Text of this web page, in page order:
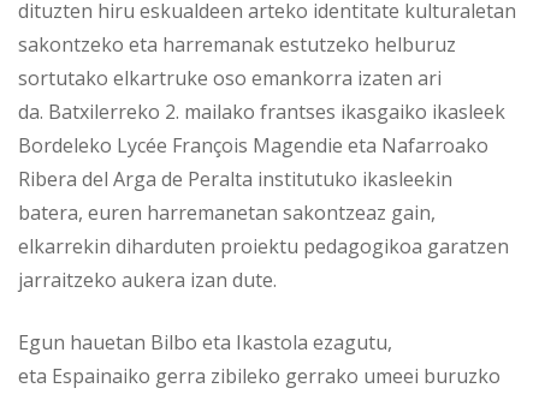
dituzten hiru eskualdeen arteko identitate kulturaletan
sakontzeko eta harremanak estutzeko helburuz
sortutako elkartruke oso emankorra izaten ari
da. Batxilerreko 2. mailako frantses ikasgaiko ikasleek
Bordeleko Lycée François Magendie eta Nafarroako
Ribera del Arga de Peralta institutuko ikasleekin
batera, euren harremanetan sakontzeaz gain,
elkarrekin diharduten proiektu pedagogikoa garatzen
jarraitzeko aukera izan dute.
Egun hauetan Bilbo eta Ikastola ezagutu,
eta Espainaiko gerra zibileko gerrako umeei buruzko